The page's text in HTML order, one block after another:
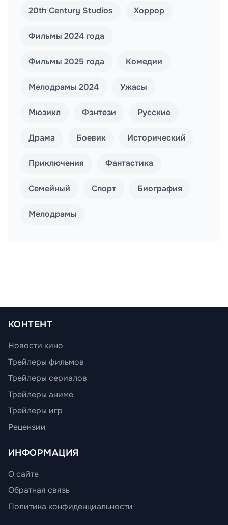
20th Century Studios Хоррор
Фильмы 2024 года
Фильмы 2025 года Комедии
Мелодрамы 2024 Ужасы
Мюзикл Фэнтези Русские
Драма Боевик Исторический
Приключения Фантастика
Семейный Спорт Биография
Мелодрамы
КОНТЕНТ
Новости кино
Трейлеры фильмов
Трейлеры сериалов
Трейлеры аниме
Трейлеры игр
Рецензии
ИНФОРМАЦИЯ
О сайте
Обратная связь
Политика конфиденциальности